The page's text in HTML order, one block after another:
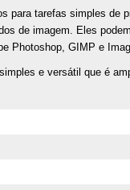
para tarefas simples de
de imagem. Eles
Photoshop, GIMP e
e versátil que é